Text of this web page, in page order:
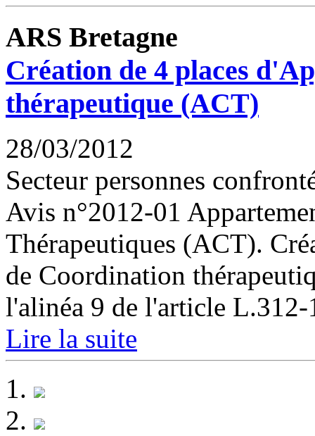
ARS Bretagne
Création de 4 places
thérapeutique (ACT)
28/03/2012
Secteur personnes
Avis n°2012-01
Thérapeutiques (ACT).
de Coordination
l'alinéa 9 de l'article L.312-
Lire la suite